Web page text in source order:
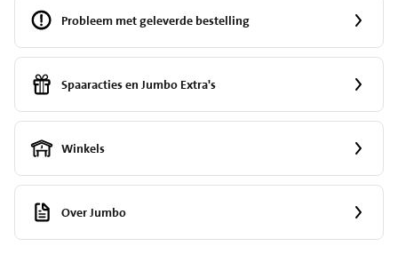
Probleem met geleverde bestelling
Spaaracties en Jumbo Extra's
Winkels
Over Jumbo